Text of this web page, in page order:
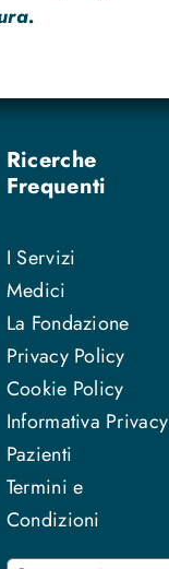
Ricerche
Frequenti
I Servizi
Medici
La Fondazione
Privacy Policy
Cookie Policy
Informativa Privacy
Pazienti
Termini e
Condizioni